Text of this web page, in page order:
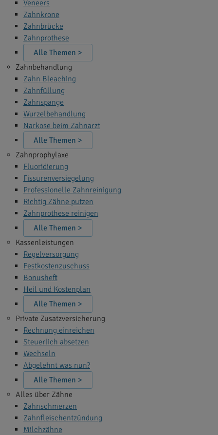
Veneers
Zahnkrone
Zahnbrücke
Zahnprothese
Alle Themen >
Zahnbehandlung
Zahn Bleaching
Zahnfüllung
Zahnspange
Wurzelbehandlung
Narkose beim Zahnarzt
Alle Themen >
Zahnprophylaxe
Fluoridierung
Fissurenversiegelung
Professionelle Zahnreinigung
Richtig Zähne putzen
Zahnprothese reinigen
Alle Themen >
Kassenleistungen
Regelversorgung
Festkostenzuschuss
Bonusheft
Heil und Kostenplan
Alle Themen >
Private Zusatzversicherung
Rechnung einreichen
Steuerlich absetzen
Wechseln
Abgelehnt was nun?
Alle Themen >
Alles über Zähne
Zahnschmerzen
Zahnfleischentzündung
Milchzähne